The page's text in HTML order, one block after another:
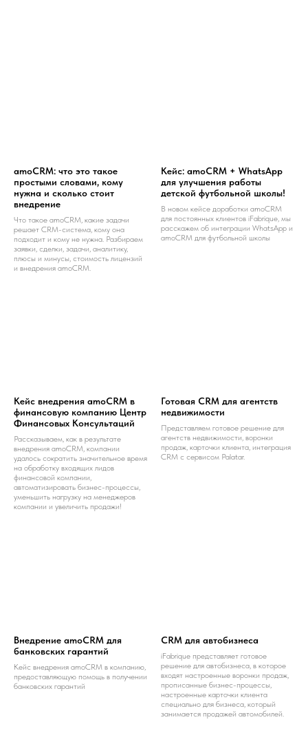
amoCRM: что это такое
простыми словами, кому
нужна и сколько стоит
внедрение
Что такое amoCRM, какие задачи
решает CRM-система, кому она
подходит и кому не нужна. Разбираем
заявки, сделки, задачи, аналитику,
плюсы и минусы, стоимость лицензий
и внедрения amoCRM.
Кейс: amoCRM + WhatsApp
для улучшения работы
детской футбольной школы!
В новом кейсе доработки amoCRM
для постоянных клиентов iFabrique, мы
расскажем об интеграции WhatsApp и
amoCRM для футбольной школы
Кейс внедрения amoCRM в
финансовую компанию Центр
Финансовых Консультаций
Рассказываем, как в результате
внедрения amoCRM, компании
удалось сократить значительное время
на обработку входящих лидов
финансовой компании,
автоматизировать бизнес-процессы,
уменьшить нагрузку на менеджеров
компании и увеличить продажи!
Готовая CRM для агентств
недвижимости
Представляем готовое решение для
агентств недвижимости, воронки
продаж, карточки клиента, интеграция
CRM с сервисом Palatar.
Внедрение amoCRM для
банковских гарантий
Кейс внедрения amoCRM в компанию,
предоставляющую помощь в получении
банковских гарантий
CRM для автобизнеса
iFabrique представляет готовое
решение для автобизнеса, в которое
входят настроенные воронки продаж,
прописанные бизнес-процессы,
настроенные карточки клиента
специально для бизнеса, который
занимается продажей автомобилей.